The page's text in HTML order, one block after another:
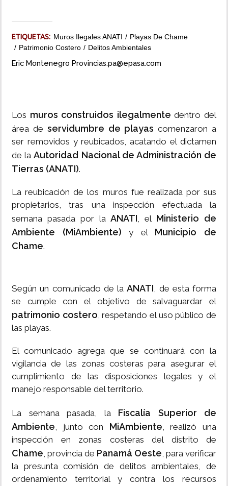
ETIQUETAS: Muros Ilegales ANATI
Playas De Chame
Patrimonio Costero
Delitos Ambientales
Eric Montenegro Provincias.pa@epasa.com
Los muros construidos ilegalmente dentro del
área de servidumbre de playas comenzaron a
ser removidos y reubicados, acatando el dictamen
de laAutoridad Nacional de Administración de
Tierras (ANATI).
La reubicación de los muros fue realizada por sus
propietarios, tras una inspección efectuada la
semana pasada por laANATI, el Ministerio de
Ambiente (MiAmbiente) y el Municipio de
Chame.
Según un comunicado de laANATI, de esta forma
se cumple con el objetivo de salvaguardar el
patrimonio costero, respetando el uso público de
las playas.
El comunicado agrega que se continuará con la
vigilancia de las zonas costeras para asegurar el
cumplimiento de las disposiciones legales y el
manejo responsable del territorio.
La semana pasada, la Fiscalía Superior de
Ambiente, junto con MiAmbiente, realizó una
inspección en zonas costeras del distrito de
Chame, provincia de Panamá Oeste, para verificar
la presunta comisión de delitos ambientales, de
ordenamiento territorial y contra los recursos